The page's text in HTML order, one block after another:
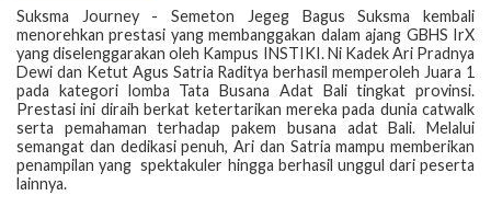
Suksma Journey - Semeton Jegeg Bagus Suksma kembali
menorehkan prestasi yang membanggakan dalam ajang GBHS IrX
yang diselenggarakan oleh Kampus INSTIKI. Ni Kadek Ari Pradnya
Dewi dan Ketut Agus Satria Raditya berhasil memperoleh Juara 1
pada kategori lomba Tata Busana Adat Bali tingkat provinsi.
Prestasi ini diraih berkat ketertarikan mereka pada dunia catwalk
serta pemahaman terhadap pakem busana adat Bali. Melalui
semangat dan dedikasi penuh, Ari dan Satria mampu memberikan
penampilan yang spektakuler hingga berhasil unggul dari peserta
lainnya.